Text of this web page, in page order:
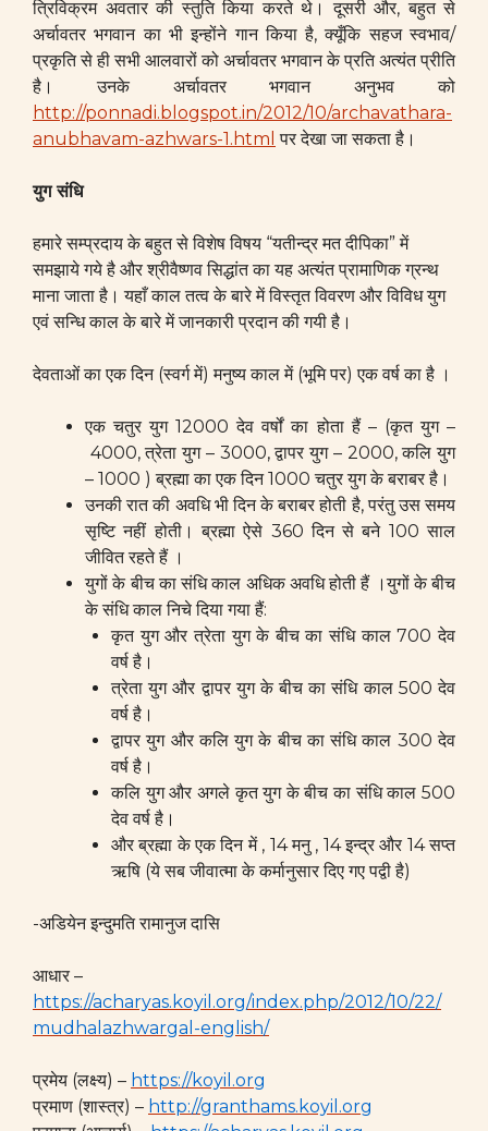
त्रिविक्रम अवतार की स्तुति किया करते थे। दूसरी और, बहुत से
अर्चावतर भगवान का भी इन्होंने गान किया है, क्यूँकि सहज स्वभाव/
प्रकृति से ही सभी आलवारों को अर्चावतर भगवान के प्रति अत्यंत प्रीति
है। उनके अर्चावतर भगवान अनुभव को
http://ponnadi.blogspot.in/2012/10/archavathara-
anubhavam-azhwars-1.html पर देखा जा सकता है।
युग संधि
हमारे सम्प्रदाय के बहुत से विशेष विषय “यतीन्द्र मत दीपिका” में
समझाये गये है और श्रीवैष्णव सिद्धांत का यह अत्यंत प्रामाणिक ग्रन्थ
माना जाता है। यहाँ काल तत्व के बारे में विस्तृत विवरण और विविध युग
एवं सन्धि काल के बारे में जानकारी प्रदान की गयी है।
देवताओं का एक दिन (स्वर्ग में) मनुष्य काल में (भूमि पर) एक वर्ष का है ।
एक चतुर युग 12000 देव वर्षों का होता हैं – (कृत युग –
4000, त्रेता युग – 3000, द्वापर युग – 2000, कलि युग
– 1000 ) ब्रह्मा का एक दिन 1000 चतुर युग के बराबर है।
उनकी रात की अवधि भी दिन के बराबर होती है, परंतु उस समय
सृष्टि नहीं होती। ब्रह्मा ऐसे 360 दिन से बने 100 साल
जीवित रहते हैं ।
युगों के बीच का संधि काल अधिक अवधि होती हैं ।युगों के बीच
के संधि काल निचे दिया गया हैं:
कृत युग और त्रेता युग के बीच का संधि काल 700 देव
वर्ष है।
त्रेता युग और द्वापर युग के बीच का संधि काल 500 देव
वर्ष है।
द्वापर युग और कलि युग के बीच का संधि काल 300 देव
वर्ष है।
कलि युग और अगले कृत युग के बीच का संधि काल 500
देव वर्ष है।
और ब्रह्मा के एक दिन में , 14 मनु , 14 इन्द्र और 14 सप्त
ऋषि (ये सब जीवात्मा के कर्मानुसार दिए गए पद्वी है)
-अडियेन इन्दुमति रामानुज दासि
आधार –
https://acharyas.koyil.org/index.php/2012/10/22/
mudhalazhwargal-english/
प्रमेय (लक्ष्य) – https://koyil.org
प्रमाण (शास्त्र) – http://granthams.koyil.org